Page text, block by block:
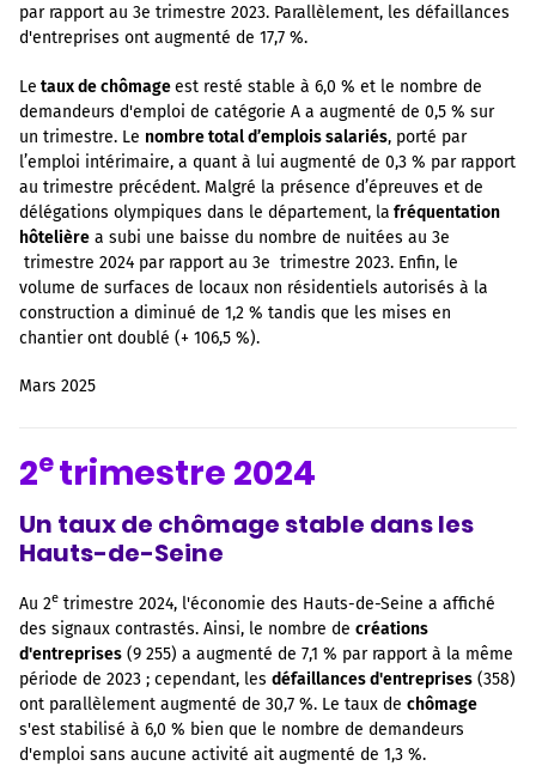
par rapport au 3e trimestre 2023. Parallèlement, les défaillances
d'entreprises ont augmenté de 17,7 %.
Le taux de chômageest resté stable à 6,0 % et le nombre de
demandeurs d'emploi de catégorie A a augmenté de 0,5 % sur
un trimestre. Le nombre total d’emplois salariés, porté par
l’emploi intérimaire, a quant à lui augmenté de 0,3 % par rapport
au trimestre précédent. Malgré la présence d’épreuves et de
délégations olympiques dans le département, la fréquentation
hôtelière a subi une baisse du nombre de nuitées au 3e
trimestre 2024 par rapport au 3e trimestre 2023. Enfin, le
volume de surfaces de locaux non résidentiels autorisés à la
construction a diminué de 1,2 % tandis que les mises en
chantier ont doublé (+ 106,5 %).
Mars 2025
2etrimestre 2024
Un taux de chômage stable dans les
Hauts-de-Seine
Au 2e trimestre 2024, l'économie des Hauts-de-Seine a affiché
des signaux contrastés. Ainsi, le nombre de créations
d'entreprises (9 255) a augmenté de 7,1 % par rapport à la même
période de 2023 ; cependant, les défaillances d'entreprises (358)
ont parallèlement augmenté de 30,7 %. Le taux de chômage
s'est stabilisé à 6,0 % bien que le nombre de demandeurs
d'emploi sans aucune activité ait augmenté de 1,3 %.